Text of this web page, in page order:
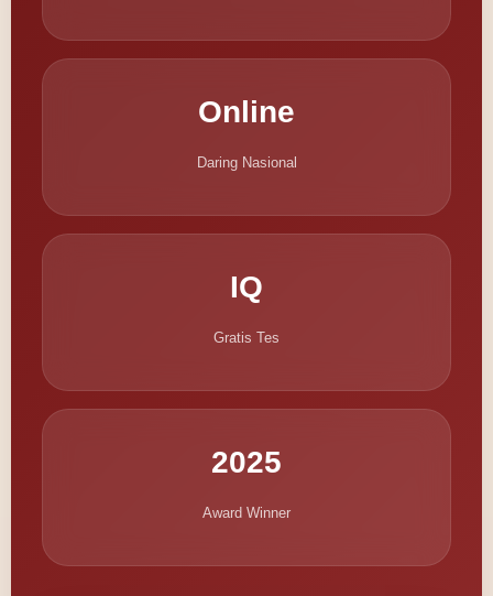
Online
Daring Nasional
IQ
Gratis Tes
2025
Award Winner